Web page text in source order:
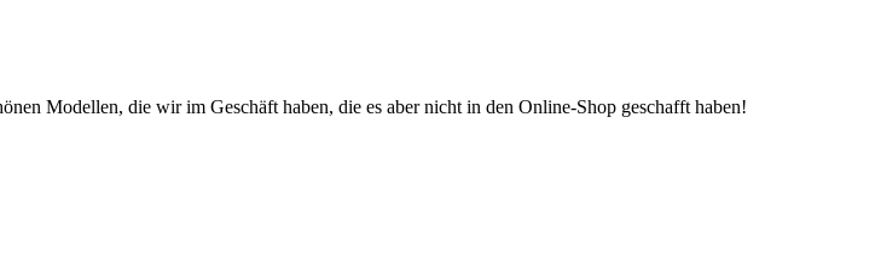
Modellen, die wir im Geschäft haben, die es aber nicht in den Online-Shop geschafft haben!